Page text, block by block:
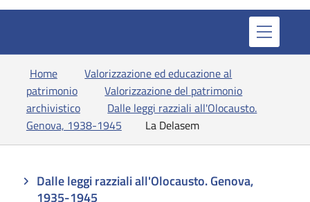
Home
Valorizzazione ed educazione al
patrimonio
Valorizzazione del patrimonio
archivistico
Dalle leggi razziali all'Olocausto.
Genova, 1938-1945
La Delasem
Dalle leggi razziali all'Olocausto. Genova,
1935-1945